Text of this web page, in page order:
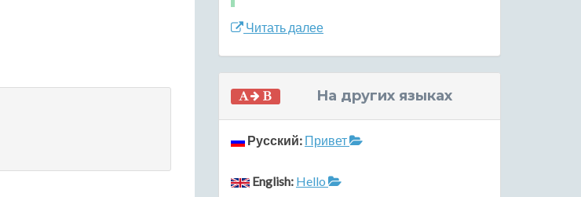
Читать далее
На других языках
Русский: Привет
English: Hello